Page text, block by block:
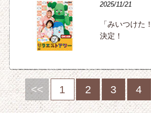
2025/11/21
「みいつけた
決定！
<< 1 2 3 4